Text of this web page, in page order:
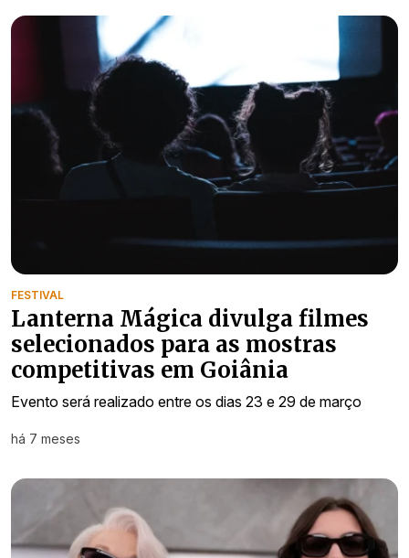
FESTIVAL
Lanterna Mágica divulga filmes
selecionados para as mostras
competitivas em Goiânia
Evento será realizado entre os dias 23 e 29 de março
há 7 meses